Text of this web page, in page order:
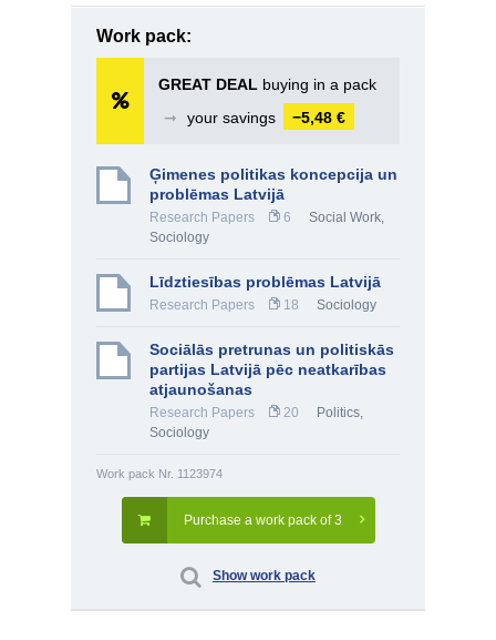
Work pack:
GREAT DEAL buying in a pack
➞
your savings −5,48 €
Ģimenes politikas koncepcija un
problēmas Latvijā
Research Papers 6 Social Work,
Sociology
Līdztiesības problēmas Latvijā
Research Papers 18 Sociology
Sociālās pretrunas un politiskās
partijas Latvijā pēc neatkarības
atjaunošanas
Research Papers 20 Politics,
Sociology
Work pack Nr. 1123974
Purchase a work pack of 3
Show work pack